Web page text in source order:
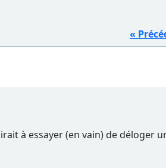
«
à essayer (en vain) de déloger